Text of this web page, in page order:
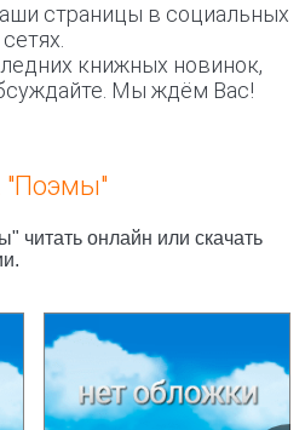
страницы в социальных
сетях.
книжных новинок,
Мы ждём Вас!
"Поэмы"
читать онлайн или скачать